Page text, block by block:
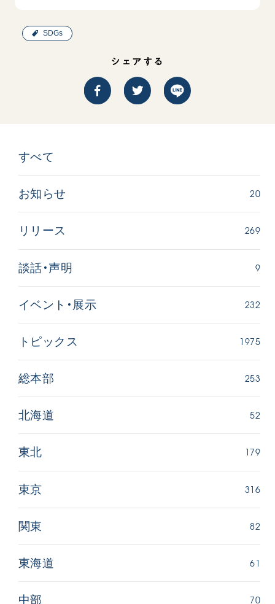
2026.08.06
文化
SDGs
シェアする
すべて
お知らせ 20
リリース 269
談話・声明 9
イベント・展示 232
トピックス 1975
総本部 253
北海道 52
東北 179
東京 316
関東 82
東海道 61
中部 70